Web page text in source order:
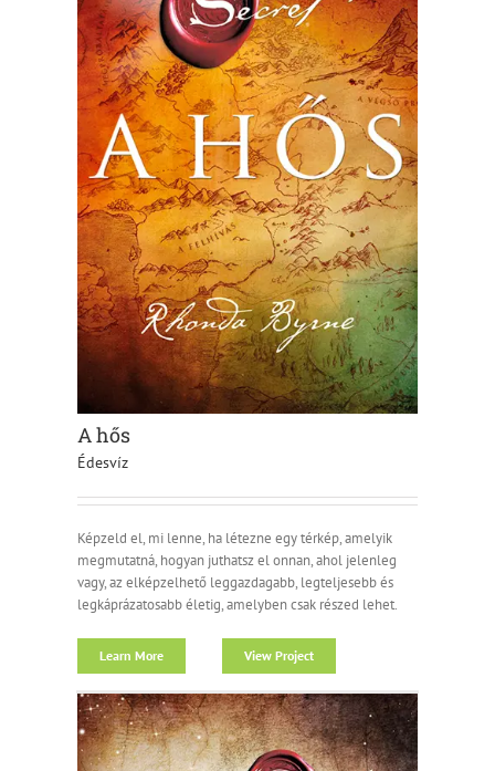
A hős
Édesvíz
Képzeld el, mi lenne, ha létezne egy térkép, amelyik
megmutatná, hogyan juthatsz el onnan, ahol jelenleg
vagy, az elképzelhető leggazdagabb, legteljesebb és
legkáprázatosabb életig, amelyben csak részed lehet.
Learn More View Project